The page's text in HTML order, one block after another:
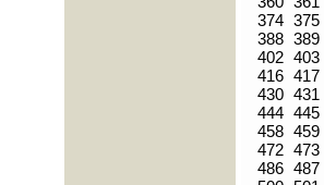
374 375
388 389
402 403
416 417
430 431
444 445
458 459
472 473
486 487